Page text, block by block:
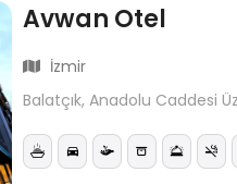
Avwan Otel
İzmir
Balatçık, Anadolu Caddesi